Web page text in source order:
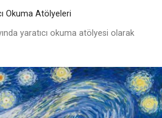
Okuma Atölyeleri
yaratıcı okuma atölyesi olarak